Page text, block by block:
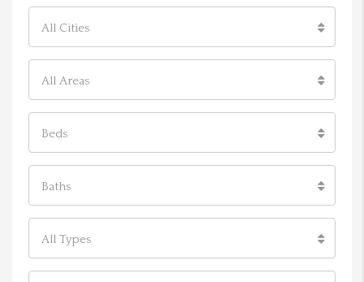
All Cities
All Areas
Beds
Baths
All Types